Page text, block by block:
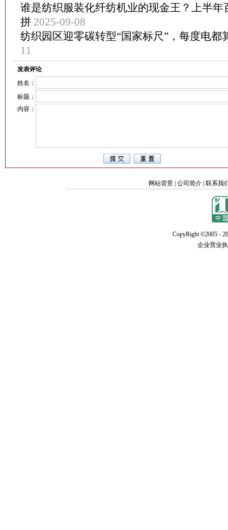
谁是纺织服装化纤纺机业的现金王？上半年
拼 2025-09-08
纺织园区迎零碳转型“国家标尺”，每度电都
11
发表评论
姓名：
标题：
内容：
网站背景 公司简介 联系我
CopyRight ©2005 -
企业营业